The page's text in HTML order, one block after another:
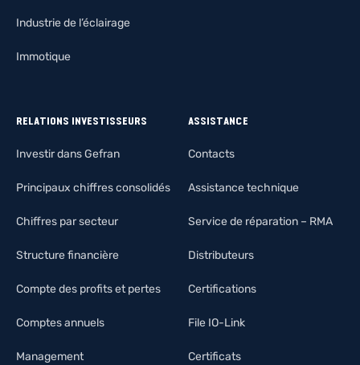
Industrie de l’éclairage
Immotique
RELATIONS INVESTISSEURS
Investir dans Gefran
Principaux chiffres consolidés
Chiffres par secteur
Structure financière
Compte des profits et pertes
Comptes annuels
Management
ASSISTANCE
Contacts
Assistance technique
Service de réparation – RMA
Distributeurs
Certifications
File IO-Link
Certificats